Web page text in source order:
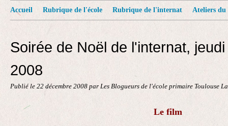
Accueil Rubrique de l'école Rubrique de l'internat Ateliers du
Soirée de Noël de l'internat,
2008
Publié le 22 décembre 2008 par Les Blogueurs de l'école primaire Toulouse
Le film